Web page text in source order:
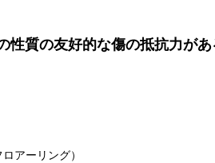
質の友好的な傷の抵抗力が
アーリング）